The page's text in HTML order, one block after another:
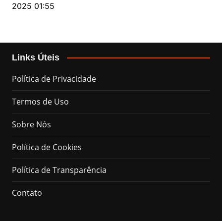
2025 01:55
Links Úteis
Política de Privacidade
Termos de Uso
Sobre Nós
Política de Cookies
Política de Transparência
Contato